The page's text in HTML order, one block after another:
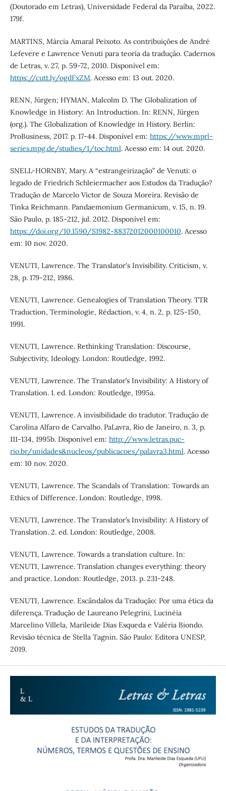
(Doutorado em Letras), Universidade Federal da Paraíba, 2022.
179f.
MARTINS, Márcia Amaral Peixoto. As contribuições de André
Lefevere e Lawrence Venuti para teoria da tradução. Cadernos
de Letras, v. 27, p. 59-72, 2010. Disponível em:
https://cutt.ly/ogdFxZM. Acesso em: 13 out. 2020.
RENN, Jürgen; HYMAN, Malcolm D. The Globalization of
Knowledge in History: An Introduction. In: RENN, Jürgen
(org.). The Globalization of Knowledge in History. Berlin:
ProBusiness, 2017. p. 17-44. Disponível em: https://www.mprl-
series.mpg.de/studies/1/toc.html. Acesso em: 14 out. 2020.
SNELL-HORNBY, Mary. A “estrangeirização” de Venuti: o
legado de Friedrich Schleiermacher aos Estudos da Tradução?
Tradução de Marcelo Victor de Souza Moreira. Revisão de
Tinka Reichmann. Pandaemonium Germanicum, v. 15, n. 19.
São Paulo, p. 185-212, jul. 2012. Disponível em:
https://doi.org/10.1590/S1982-88372012000100010. Acesso
em: 10 nov. 2020.
VENUTI, Lawrence. The Translator's Invisibility. Criticism, v.
28, p. 179-212, 1986.
VENUTI, Lawrence. Genealogies of Translation Theory. TTR
Traduction, Terminologie, Rédaction, v. 4, n. 2, p. 125-150,
1991.
VENUTI, Lawrence. Rethinking Translation: Discourse,
Subjectivity, Ideology. London: Routledge, 1992.
VENUTI, Lawrence. The Translator’s Invisibility: A History of
Translation. 1. ed. London: Routledge, 1995a.
VENUTI, Lawrence. A invisibilidade do tradutor. Tradução de
Carolina Alfaro de Carvalho. PaLavra, Rio de Janeiro, n. 3, p.
111-134, 1995b. Disponível em: http://www.letras.puc-
rio.br/unidades&nucleos/publicacoes/palavra3.html. Acesso
em: 10 nov. 2020.
VENUTI, Lawrence. The Scandals of Translation: Towards an
Ethics of Difference. London: Routledge, 1998.
VENUTI, Lawrence. The Translator’s Invisibility: A History of
Translation. 2. ed. London: Routledge, 2008.
VENUTI, Lawrence. Towards a translation culture. In:
VENUTI, Lawrence. Translation changes everything: theory
and practice. London: Routledge, 2013. p. 231-248.
VENUTI, Lawrence. Escândalos da Tradução: Por uma ética da
diferença. Tradução de Laureano Pelegrini, Lucinéia
Marcelino Villela, Marileide Dias Esqueda e Valéria Biondo.
Revisão técnica de Stella Tagnin. São Paulo: Editora UNESP,
2019.